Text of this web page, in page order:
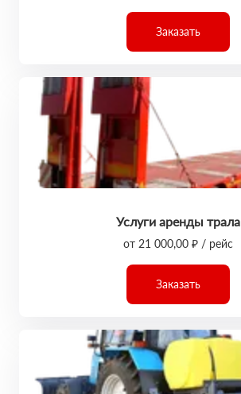
Заказать
Услуги аренды трала
от 21 000,00 ₽ / рейс
Заказать